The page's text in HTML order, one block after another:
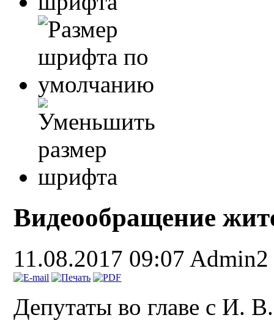
Видеообращение
11.08.2017 09:07 Admin2
Депутаты во главе с И.